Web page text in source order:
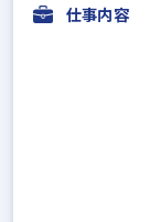
仕事内容